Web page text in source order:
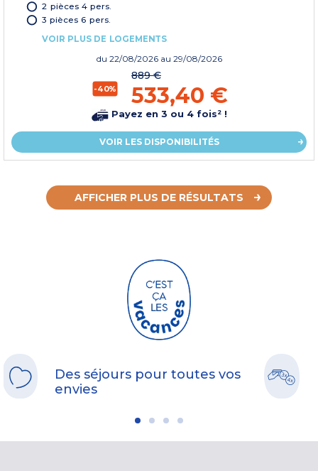
2 pièces 4 pers.
3 pièces 6 pers.
VOIR PLUS DE LOGEMENTS
du 22/08/2026 au 29/08/2026
-40%
889 €
533,40 €
Payez en 3 ou 4 fois² !
VOIR LES DISPONIBILITÉS
AFFICHER PLUS DE RÉSULTATS
Des séjours pour toutes vos
envies